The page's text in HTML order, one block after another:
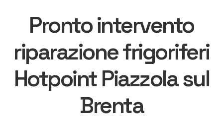
Pronto intervento
riparazione frigoriferi
Hotpoint Piazzola sul
Brenta